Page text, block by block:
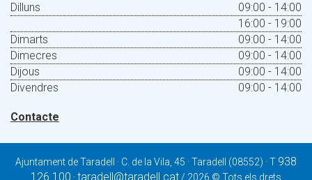
Dilluns
09:00 - 14:00
16:00 - 19:00
Dimarts
09:00 - 14:00
Dimecres
09:00 - 14:00
Dijous
09:00 - 14:00
Divendres
09:00 - 14:00
Contacte
Ajuntament de Taradell · C. de la Vila, 45 · Taradell (08552) · T 938
126 100 ·taradell@taradell.cat / 2026 © Tots els drets